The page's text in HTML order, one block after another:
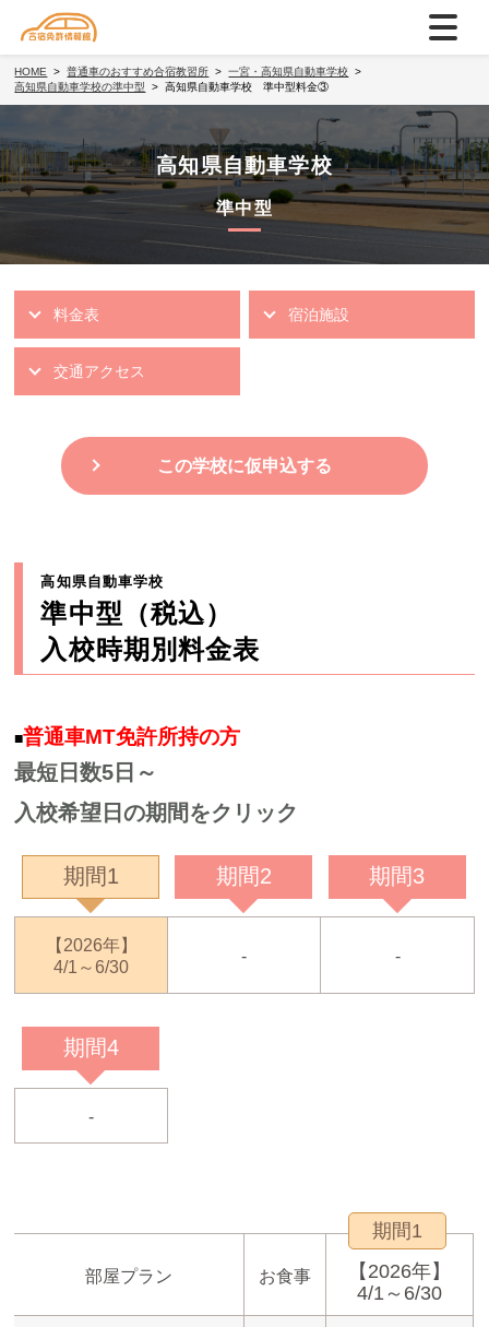
HOME 普通車のおすすめ合宿教習所
一宮・高知県自動車学校
高知県自動車学校の準中型
高知県自動車学校 準中型料金③
高知県自動車学校
準中型
料金表 宿泊施設
交通アクセス
この学校に仮申込する
高知県自動車学校
準中型（税込）
入校時期別料金表
■普通車MT免許所持の方
最短日数5日～
入校希望日の期間をクリック
期間1 期間2 期間3
【2026年】
4/1～6/30
- -
期間4
-
部屋プラン お食事
期間1
【2026年】
4/1～6/30